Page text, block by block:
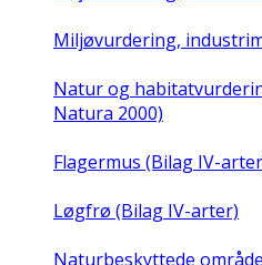
Miljøvurdering,
Natur og
Natura 2000)
Flagermus (Bilag IV-
Løgfrø (Bilag IV-arter)
Naturbeskyttede